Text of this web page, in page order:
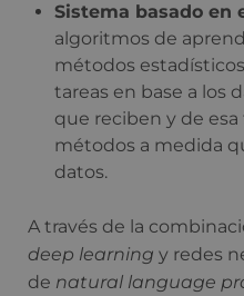
Sistema basado en
algoritmos de
métodos
tareas en base a los
que reciben y de
métodos a medida
datos.
A través de la
deep learning y redes
de natural language